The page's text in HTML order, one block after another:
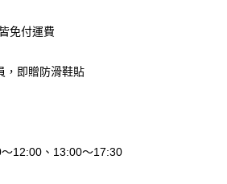
免付運費
，即贈防滑鞋貼
12:00、13:00～17:30